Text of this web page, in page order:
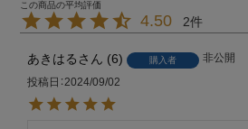
4.50 2
あきはる 6 購入者
非公開
投稿日 2024/09/02